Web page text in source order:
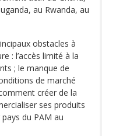
au Rwanda, au
obstacles à
: l’accès limité à la
; le manque de
de marché
créer de la
ses produits
du PAM au